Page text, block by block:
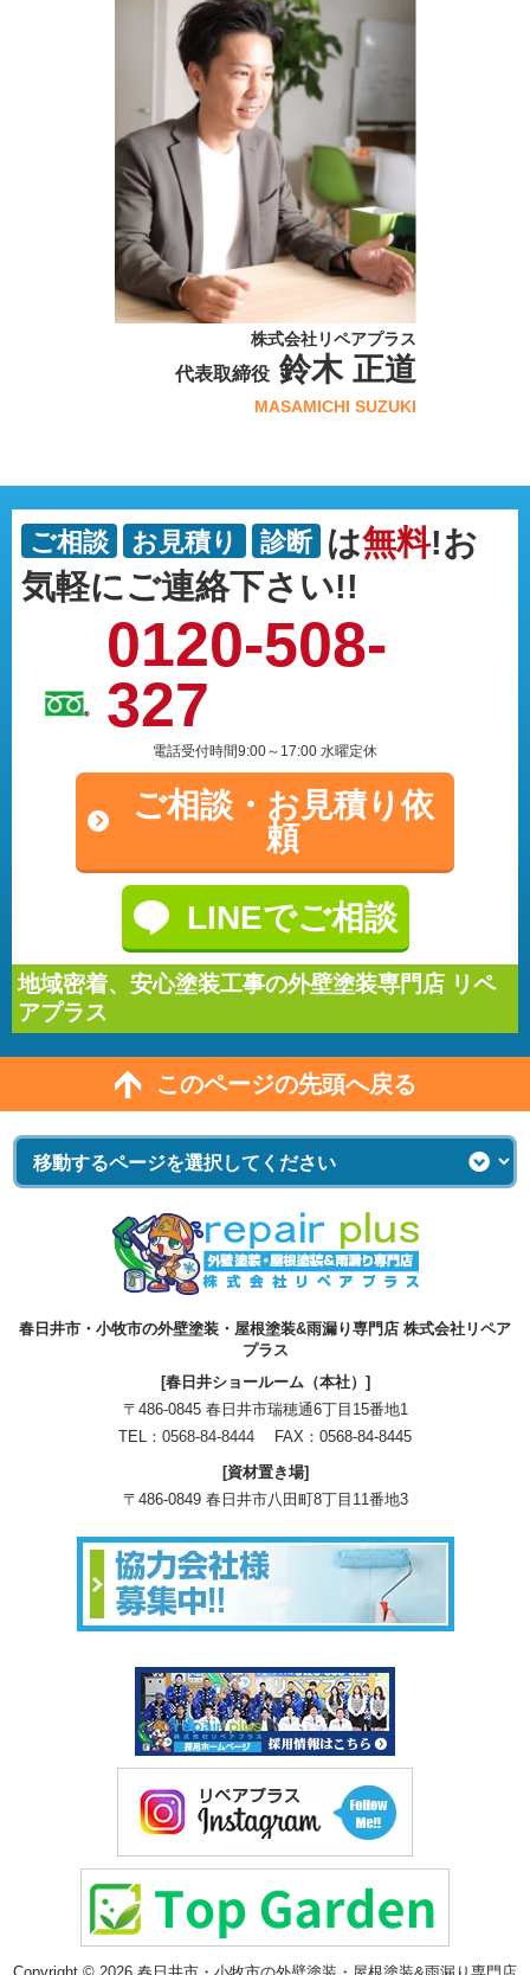
株式会社リペアプラス
代表取締役鈴木 正道
MASAMICHI SUZUKI
ご相談 お見積り 診断 は無料!お
気軽にご連絡下さい!!
0120-508-
327
電話受付時間9:00～17:00 水曜定休
ご相談・ お見積り依
頼
LINEでご相談
地域密着、安心塗装工事の外壁塗装専門店 リペ
アプラス
このページの先頭へ戻る
春日井市・小牧市の外壁塗装・屋根塗装&雨漏り専門店 株式会社リペア
プラス
[春日井ショールーム（本社）]
〒486-0845 春日井市瑞穂通6丁目15番地1
TEL： 0568-84-8444 FAX：0568-84-8445
[資材置き場]
〒486-0849 春日井市八田町8丁目11番地3
Copyright © 2026 春日井市・小牧市の外壁塗装・屋根塗装&雨漏り専門店